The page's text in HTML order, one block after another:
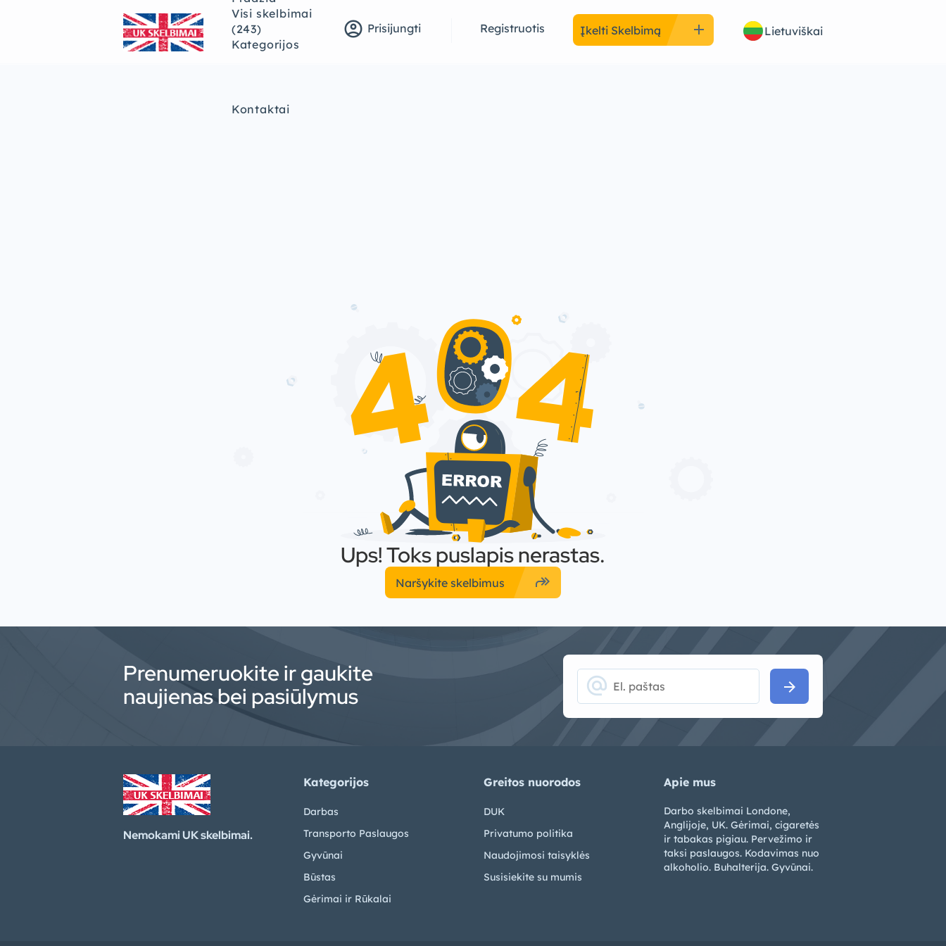
Visi skelbimai
(243)
Kategorijos
Kontaktai
account_circle Prisijungti Registruotis Įkelti Skelbimą add Lietuviškai
Ups! Toks puslapis nerastas.
Naršykite skelbimus forward
Prenumeruokite ir gaukite
naujienas bei pasiūlymus
alternate_email arrow_forward
Nemokami UK skelbimai.
Kategorijos
Darbas
Transporto Paslaugos
Gyvūnai
Būstas
Gėrimai ir Rūkalai
Greitos nuorodos
DUK
Privatumo politika
Naudojimosi taisyklės
Susisiekite su mumis
Apie mus
Darbo skelbimai Londone,
Anglijoje, UK. Gėrimai, cigaretės
ir tabakas pigiau. Pervežimo ir
taksi paslaugos. Kodavimas nuo
alkoholio. Buhalterija. Gyvūnai.